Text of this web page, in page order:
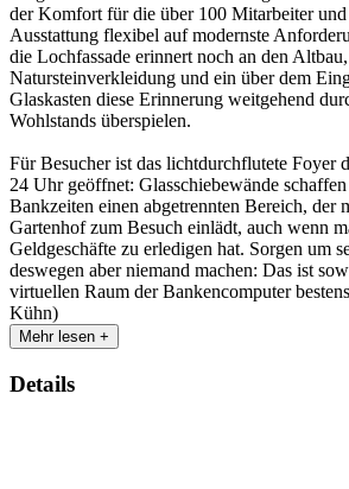
der Komfort für die über 100 Mitarbeiter
Ausstattung flexibel auf modernste
die Lochfassade erinnert noch an den
Natursteinverkleidung und ein über dem
Glaskasten diese Erinnerung weitgehend
Wohlstands überspielen.
Für Besucher ist das lichtdurchflutete Foyer
24 Uhr geöffnet: Glasschiebewände
Bankzeiten einen abgetrennten Bereich, der
Gartenhof zum Besuch einlädt, auch wenn
Geldgeschäfte zu erledigen hat. Sorgen um
deswegen aber niemand machen: Das ist
virtuellen Raum der Bankencomputer
Kühn)
Mehr lesen +
Details